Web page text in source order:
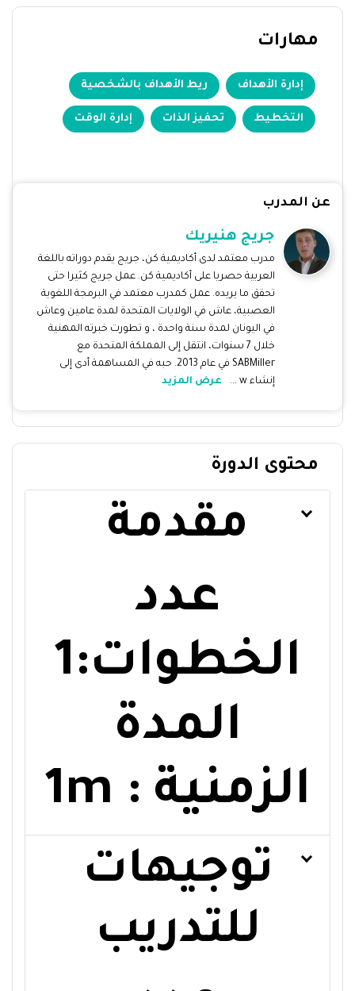
مهارات
إدارة الأهداف ريط الأهداف بالشخصية
التخطيط تحفيز الذات إدارة الوقت
عن المدرب
جريج هنيريك
مدرب معتمد لدى أكاديمية كن، جريج يقدم دوراته باللغة
العربية حصريا على أكاديمية كن. عمل جريج كثيرا حتى
تحقق ما يريده. عمل كمدرب معتمد في البرمجة اللغوية
العصبية، عاش في الولايات المتحدة لمدة عامين وعاش
في اليونان لمدة سنة واحدة ، و تطورت خبرته المهنية
خلال 7 سنوات، انتقل إلى المملكة المتحدة مع
SABMiller في عام 2013. حبه في المساهمة أدى إلى
إنشاء w ...
عرض المزيد
محتوى الدورة
مقدمة
عدد
الخطوات:1
المدة
الزمنية : 1m
توجيهات
للتدريب